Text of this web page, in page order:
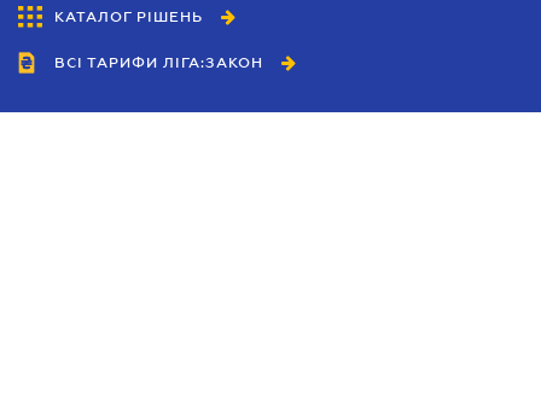
КАТАЛОГ РІШЕНЬ
ВСІ ТАРИФИ ЛІГА:ЗАКОН